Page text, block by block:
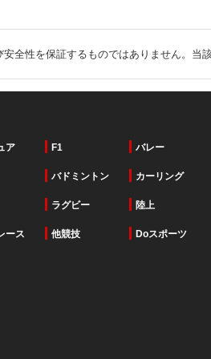
全性を保証するものではありません。当
ア F1 バレー
バドミントン カーリング
ラグビー 陸上
ース 他競技 Doスポーツ